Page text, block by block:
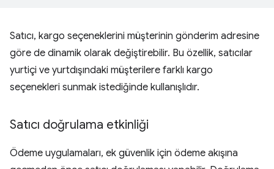
Satıcı, kargo seçeneklerini müşterinin gönderim adresine
göre de dinamik olarak değiştirebilir. Bu özellik, satıcılar
yurtiçi ve yurtdışındaki müşterilere farklı kargo
seçenekleri sunmak istediğinde kullanışlıdır.
Satıcı doğrulama etkinliği
Ödeme uygulamaları, ek güvenlik için ödeme akışına